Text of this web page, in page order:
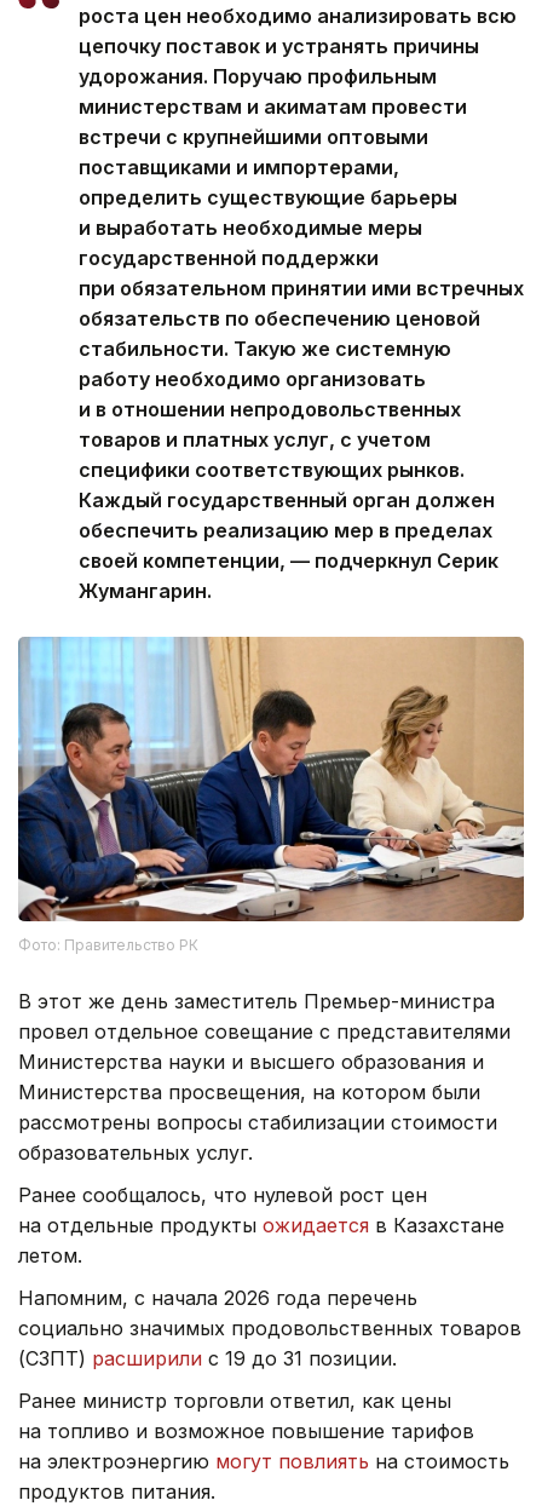
роста цен необходимо анализировать всю
цепочку поставок и устранять причины
удорожания. Поручаю профильным
министерствам и акиматам провести
встречи с крупнейшими оптовыми
поставщиками и импортерами,
определить существующие барьеры
и выработать необходимые меры
государственной поддержки
при обязательном принятии ими встречных
обязательств по обеспечению ценовой
стабильности. Такую же системную
работу необходимо организовать
и в отношении непродовольственных
товаров и платных услуг, с учетом
специфики соответствующих рынков.
Каждый государственный орган должен
обеспечить реализацию мер в пределах
своей компетенции, — подчеркнул Серик
Жумангарин.
Фото: Правительство РК
В этот же день заместитель Премьер-министра
провел отдельное совещание с представителями
Министерства науки и высшего образования и
Министерства просвещения, на котором были
рассмотрены вопросы стабилизации стоимости
образовательных услуг.
Ранее сообщалось, что нулевой рост цен
на отдельные продукты ожидается в Казахстане
летом.
Напомним, с начала 2026 года перечень
социально значимых продовольственных товаров
(СЗПТ) расширили с 19 до 31 позиции.
Ранее министр торговли ответил, как цены
на топливо и возможное повышение тарифов
на электроэнергию могут повлиять на стоимость
продуктов питания.